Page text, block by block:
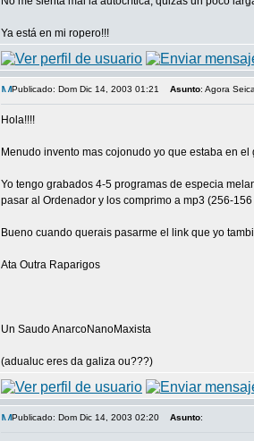
Ya está en mi ropero!!!
Publicado: Dom Dic 14, 2003 01:21 Asunto: Agora
Hola!!!!
Menudo invento mas cojonudo yo que estaba en
Yo tengo grabados 4-5 programas de especia
pasar al Ordenador y los comprimo a mp3 (256-
Bueno cuando querais pasarme el link que yo
Ata Outra Raparigos
Un Saudo AnarcoNanoMaxista
(adualuc eres da galiza ou???)
Publicado: Dom Dic 14, 2003 02:20 Asunto: